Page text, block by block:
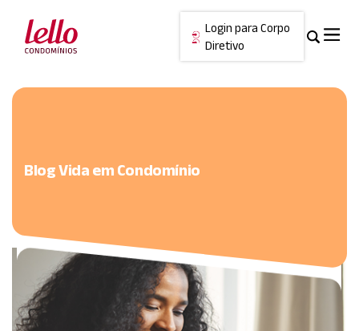
Login para Corpo
Diretivo
Cancelar
Blog Vida em Condomínio